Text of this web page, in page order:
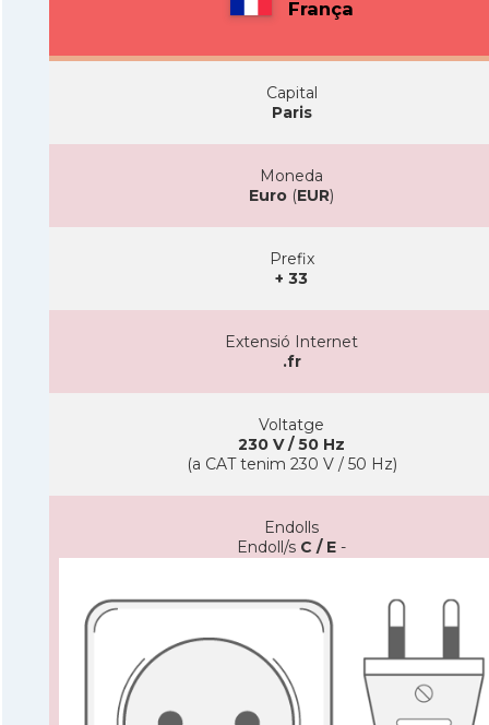
França
Capital
Paris
Moneda
Euro (EUR)
Prefix
+ 33
Extensió Internet
.fr
Voltatge
230 V / 50 Hz
(a CAT tenim 230 V / 50 Hz)
Endolls
Endoll/s C / E -